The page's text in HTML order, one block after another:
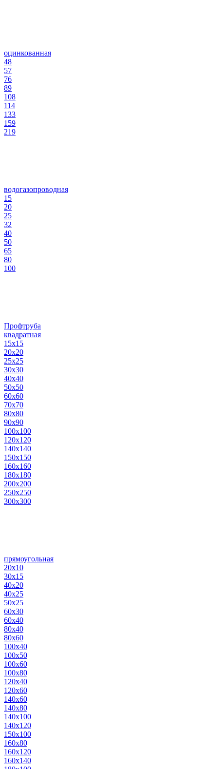
оцинкованная
48
57
76
89
108
114
133
159
219
водогазопроводная
15
20
25
32
40
50
65
80
100
Профтруба
квадратная
15х15
20х20
25х25
30х30
40х40
50х50
60х60
70х70
80х80
90х90
100х100
120х120
140х140
150х150
160х160
180х180
200х200
250х250
300х300
прямоугольная
20х10
30х15
40х20
40х25
50х25
60х30
60х40
80х40
80х60
100х40
100х50
100х60
100х80
120х40
120х60
140х60
140х80
140х100
140х120
150х100
160х80
160х120
160х140